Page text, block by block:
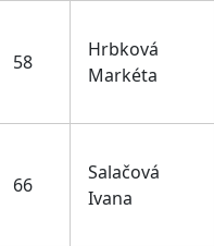
58
Hrbková
Markéta
66
Salačová
Ivana